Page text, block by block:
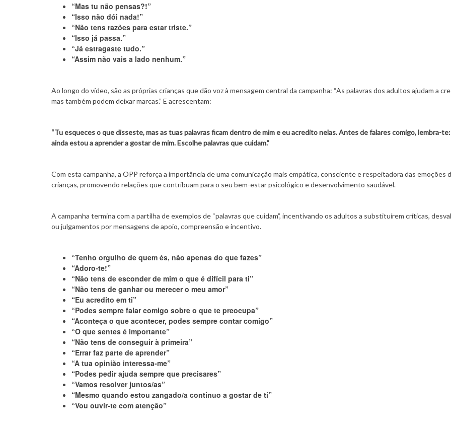
“Mas tu não pensas?!”
“Isso não dói nada!”
“Não tens razões para estar triste.”
“Isso já passa.”
“Já estragaste tudo.”
“Assim não vais a lado nenhum.”
Ao longo do vídeo, são as próprias crianças que dão voz à mensagem central da campanha: “As palavras dos adultos ajudam a
mas também podem deixar marcas.” E acrescentam:
“Tu esqueces o que disseste, mas as tuas palavras ficam dentro de mim e eu acredito nelas. Antes de falares comigo, lembra-
ainda estou a aprender a gostar de mim. Escolhe palavras que cuidam.”
Com esta campanha, a OPP reforça a importância de uma comunicação mais empática, consciente e respeitadora das emoções
crianças, promovendo relações que contribuam para o seu bem-estar psicológico e desenvolvimento saudável.
A campanha termina com a partilha de exemplos de “palavras que cuidam”, incentivando os adultos a substituírem críticas,
ou julgamentos por mensagens de apoio, compreensão e incentivo.
“Tenho orgulho de quem és, não apenas do que fazes”
“Adoro-te!”
“Não tens de esconder de mim o que é difícil para ti”
“Não tens de ganhar ou merecer o meu amor”
“Eu acredito em ti”
“Podes sempre falar comigo sobre o que te preocupa”
“Aconteça o que acontecer, podes sempre contar comigo”
“O que sentes é importante”
“Não tens de conseguir à primeira”
“Errar faz parte de aprender”
“A tua opinião interessa-me”
“Podes pedir ajuda sempre que precisares”
“Vamos resolver juntos/as”
“Mesmo quando estou zangado/a continuo a gostar de ti”
“Vou ouvir-te com atenção”